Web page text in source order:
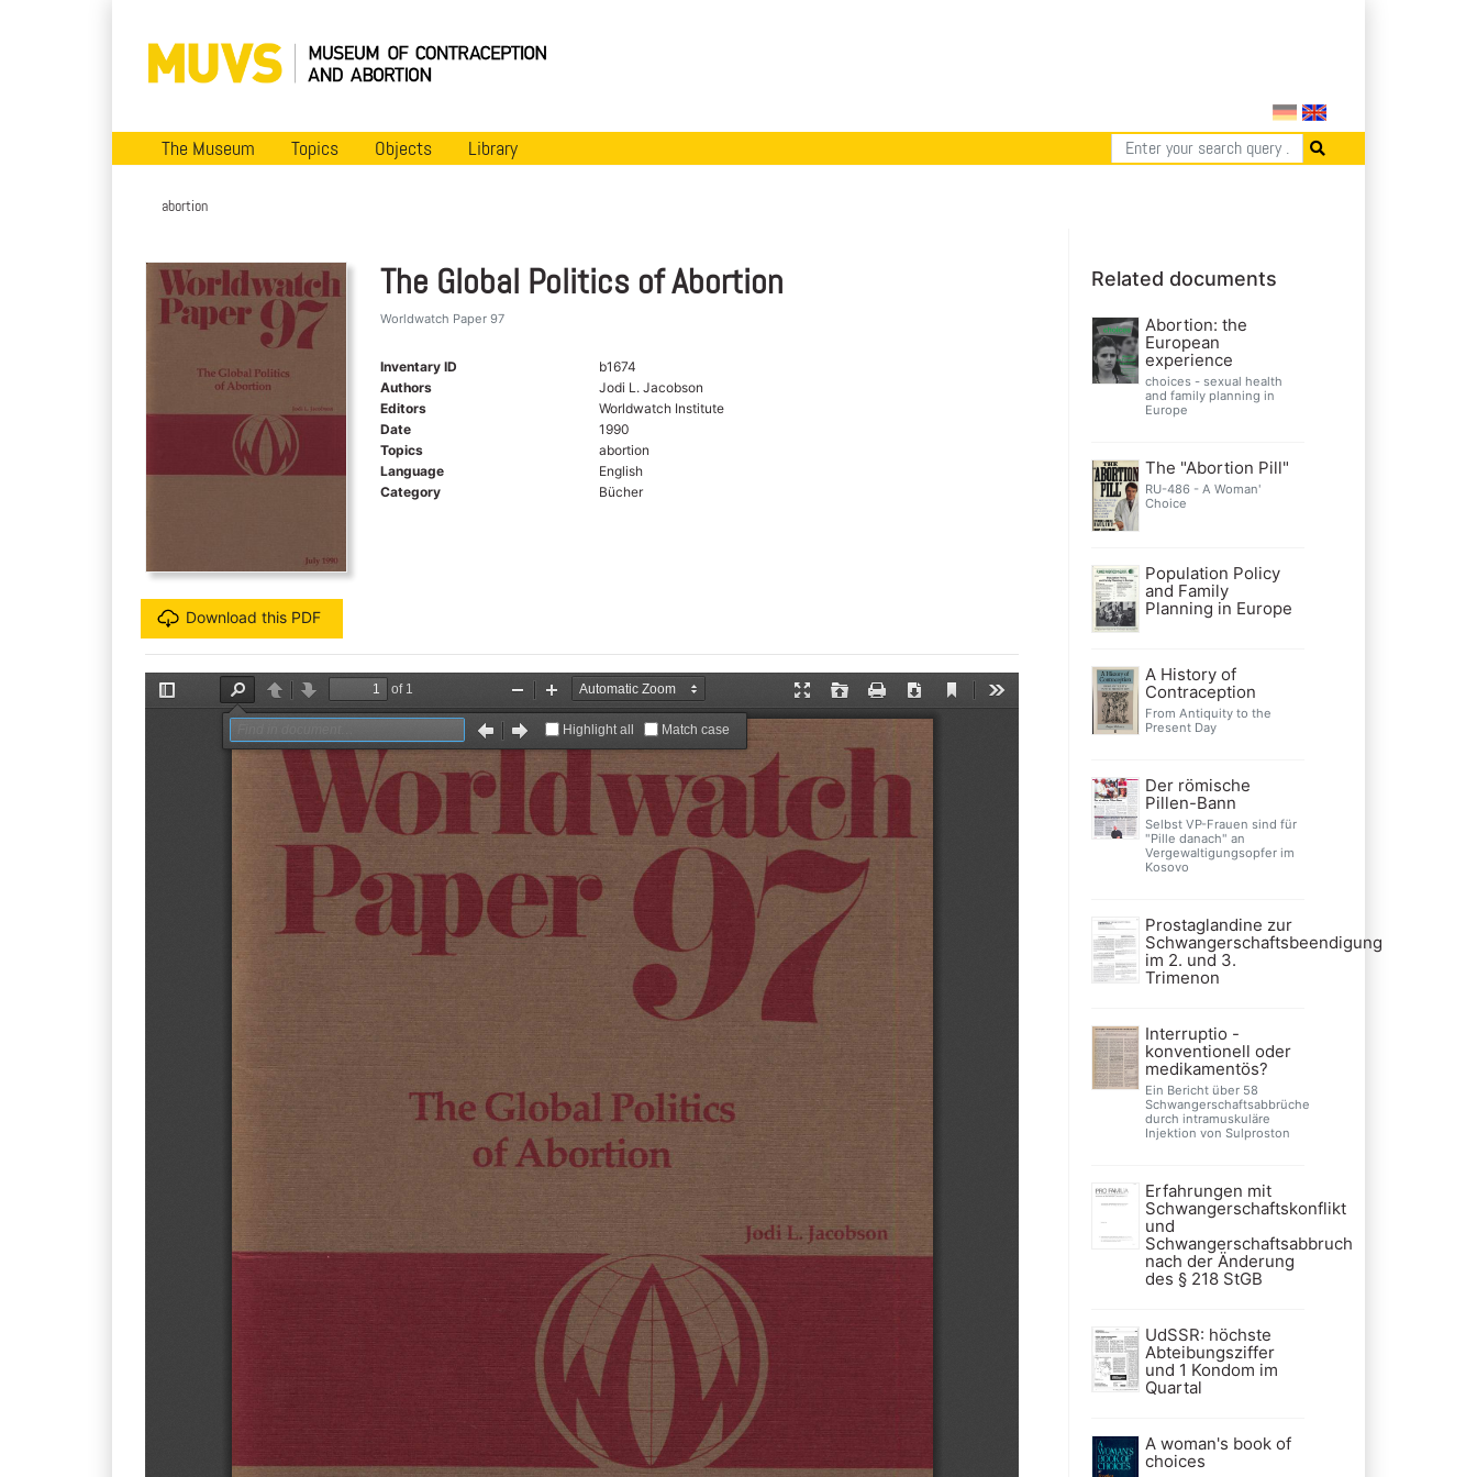
The Museum Topics Objects Library
abortion
Download this PDF
The Global Politics of Abortion
Worldwatch Paper 97
Inventary ID
b1674
Authors
Jodi L. Jacobson
Editors
Worldwatch Institute
Date
1990
Topics
abortion
Language
English
Category
Bücher
Related documents
Abortion: the
European
experience
choices - sexual health
and family planning in
Europe
The "Abortion Pill"
RU-486 - A Woman'
Choice
Population Policy
and Family
Planning in Europe
A History of
Contraception
From Antiquity to the
Present Day
Der römische
Pillen-Bann
Selbst VP-Frauen sind für
"Pille danach" an
Vergewaltigungsopfer im
Kosovo
Prostaglandine zur
Schwangerschaftsbeendigung
im 2. und 3.
Trimenon
Interruptio -
konventionell oder
medikamentös?
Ein Bericht über 58
Schwangerschaftsabbrüche
durch intramuskuläre
Injektion von Sulproston
Erfahrungen mit
Schwangerschaftskonflikt
und
Schwangerschaftsabbruch
nach der Änderung
des § 218 StGB
UdSSR: höchste
Abteibungsziffer
und 1 Kondom im
Quartal
A woman's book of
choices